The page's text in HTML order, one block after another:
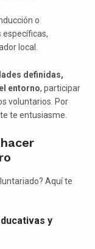
o
específicas,
local.
definidas,
entorno, participar
voluntarios. Por
te entusiasme.
Aquí te
y